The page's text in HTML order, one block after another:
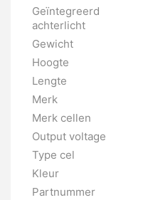
Geïntegreerd
achterlicht
Gewicht
Hoogte
Lengte
Merk
Merk cellen
Output voltage
Type cel
Kleur
Partnummer